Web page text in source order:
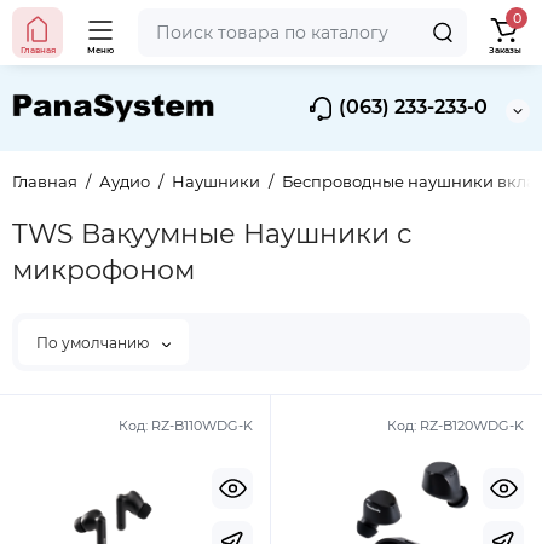
(063) 233-233-0
Главная Меню
0
Заказы
Главная Аудио Наушники Беспроводные наушники
TWS Вакуумные Наушники с
микрофоном
По умолчанию
Код: RZ-B110WDG-K Код: RZ-B120WDG-K